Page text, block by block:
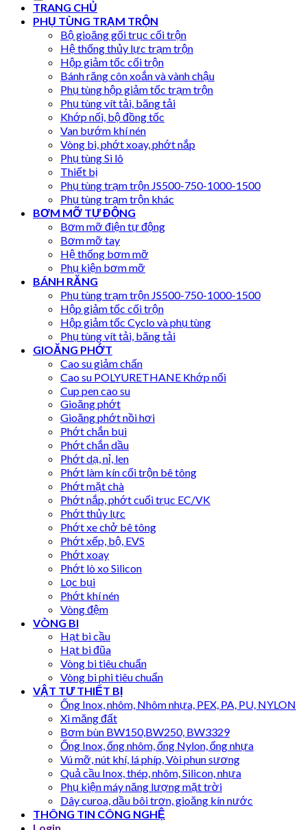
TRANG CHỦ
PHỤ TÙNG TRẠM TRỘN
Bộ gioăng gối trục cối trộn
Hệ thống thủy lực trạm trộn
Hộp giảm tốc cối trộn
Bánh răng côn xoắn và vành chậu
Phụ tùng hộp giảm tốc trạm trộn
Phụ tùng vít tải, băng tải
Khớp nối, bộ đồng tốc
Van bướm khí nén
Vòng bi, phớt xoay, phớt nắp
Phụ tùng Si lô
Thiết bị
Phụ tùng trạm trộn JS500-750-1000-1500
Phụ tùng trạm trộn khác
BƠM MỠ TỰ ĐỘNG
Bơm mỡ điện tự động
Bơm mỡ tay
Hệ thống bơm mỡ
Phụ kiện bơm mỡ
BÁNH RĂNG
Phụ tùng trạm trộn JS500-750-1000-1500
Hộp giảm tốc cối trộn
Hộp giảm tốc Cyclo và phụ tùng
Phụ tùng vít tải, băng tải
GIOĂNG PHỚT
Cao su giảm chấn
Cao su POLYURETHANE Khớp nối
Cup pen cao su
Gioăng phớt
Gioăng phớt nồi hơi
Phớt chắn bụi
Phớt chắn dầu
Phớt dạ, nỉ, len
Phớt làm kín cối trộn bê tông
Phớt mặt chà
Phớt nắp, phớt cuối trục EC/VK
Phớt thủy lực
Phớt xe chở bê tông
Phớt xếp, bộ, EVS
Phớt xoay
Phớt lò xo Silicon
Lọc bụi
Phớt khí nén
Vòng đệm
VÒNG BI
Hạt bi cầu
Hạt bi đũa
Vòng bi tiêu chuẩn
Vòng bi phi tiêu chuẩn
VẬT TƯ THIẾT BỊ
Ống Inox, nhôm, Nhôm nhựa, PEX, PA, PU, NYLON
Xi măng đất
Bơm bùn BW150,BW250, BW3329
Ống Inox, ống nhôm, ống Nylon, ống nhựa
Vú mỡ, nút khí, lá phíp, Vòi phun sương
Quả cầu Inox, thép, nhôm, Silicon, nhựa
Phụ kiện máy năng lượng mặt trời
Dây curoa, dầu bôi trơn, gioăng kín nước
THÔNG TIN CÔNG NGHỆ